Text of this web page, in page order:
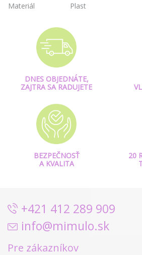
Materiál
Plast
DNES OBJEDNÁTE,
ZAJTRA SA RADUJETE
BEZPEČNOSŤ
A KVALITA
20
+421 412 289 909
info@mimulo.sk
Pre zákazníkov